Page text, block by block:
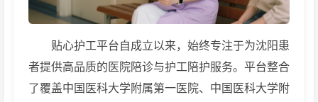
贴心护工平台自成立以来，始终专注于为沈阳患
者提供高品质的医院陪诊与护工陪护服务。平台整合
了覆盖中国医科大学附属第一医院、中国医科大学附